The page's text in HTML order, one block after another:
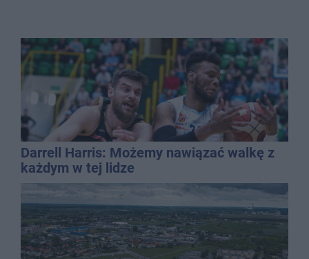
Darrell Harris: Możemy nawiązać walkę z
każdym w tej lidze